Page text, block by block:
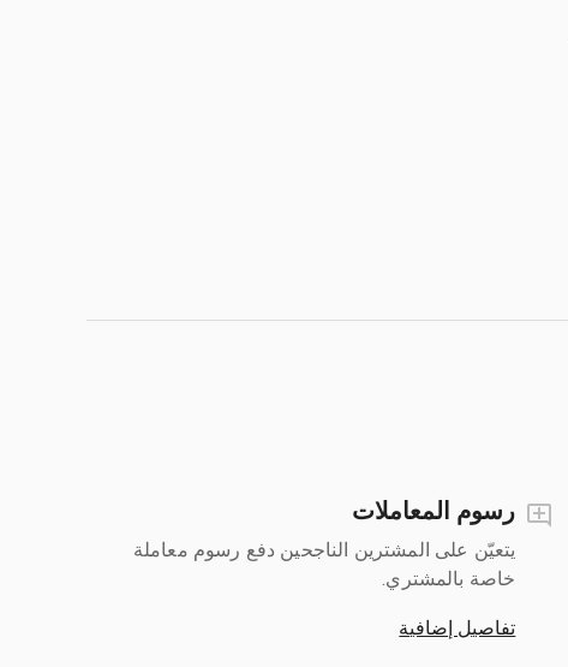
رسوم المعاملات
يتعيّن على المشترين الناجحين دفع رسوم معاملة
خاصة بالمشتري.
تفاصيل إضافية